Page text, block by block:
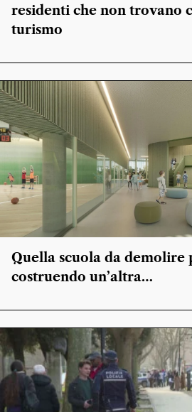
residenti che non trovano
turismo
Quella scuola da demolire
costruendo un’altra…